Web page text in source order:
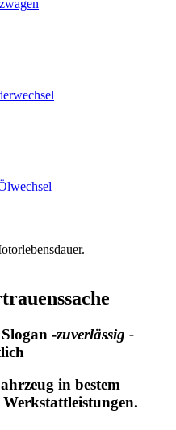
-zuverlässig -
in bestem